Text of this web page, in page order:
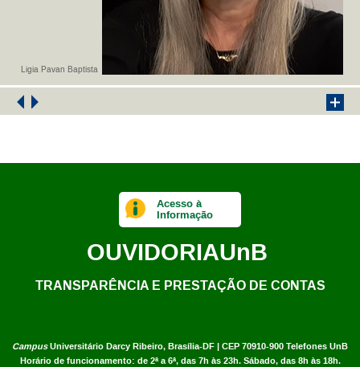
Ligia Pavan Baptista
CampusUniversitário Darcy Ribeiro, Brasília-DF | CEP 70910-900 Telefones UnB
Horário de funcionamento: de 2ª a 6ª, das 7h às 23h. Sábado, das 8h às 18h.
Acesso à
Informação
OUVIDORIAUnB
TRANSPARÊNCIA E PRESTAÇÃO DE CONTAS